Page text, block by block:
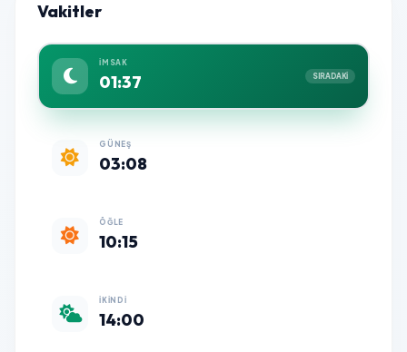
Vakitler
İMSAK
01:37 SIRADAKİ
GÜNEŞ
03:08
ÖĞLE
10:15
İKINDI
14:00